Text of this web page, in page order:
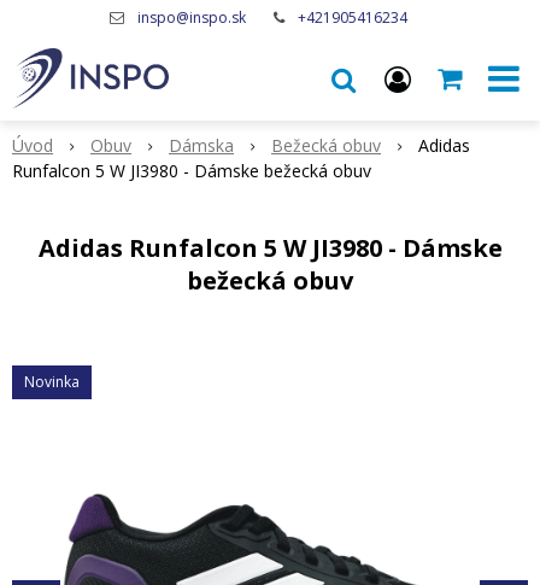
inspo@inspo.sk +421905416234
Úvod Obuv Dámska Bežecká obuv
Adidas
Runfalcon 5 W JI3980 - Dámske bežecká obuv
Adidas Runfalcon 5 W JI3980 - Dámske
bežecká obuv
Novinka